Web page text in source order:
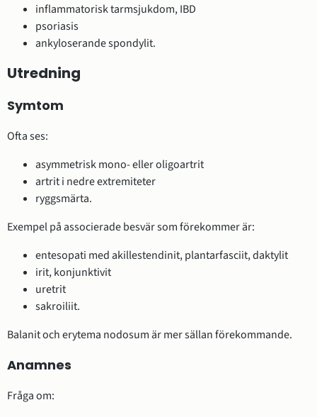
inflammatorisk tarmsjukdom, IBD
psoriasis
ankyloserande spondylit.
Utredning
Symtom
Ofta ses:
asymmetrisk mono- eller oligoartrit
artrit i nedre extremiteter
ryggsmärta.
Exempel på associerade besvär som förekommer är:
entesopati med akillestendinit, plantarfasciit, daktylit
irit, konjunktivit
uretrit
sakroiliit.
Balanit och erytema nodosum är mer sällan förekommande.
Anamnes
Fråga om: